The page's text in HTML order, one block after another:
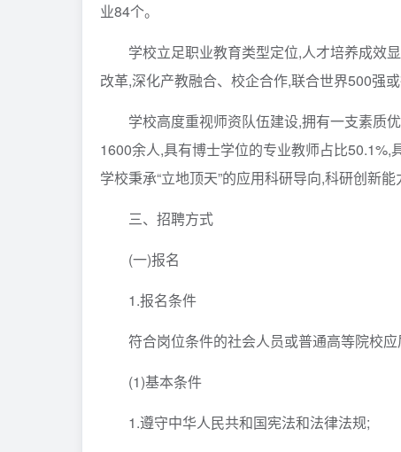
业84个。
学校立足职业教育类型定位,人才培养成效
改革,深化产教融合、校企合作,联合世界500强
学校高度重视师资队伍建设,拥有一支素质
1600余人,具有博士学位的专业教师占比
学校秉承“立地顶天”的应用科研导向,科研创新能
三、招聘方式
(一)报名
1.报名条件
符合岗位条件的社会人员或普通高等院校应
(1)基本条件
1.遵守中华人民共和国宪法和法律法规;